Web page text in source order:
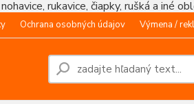
rukavice, čiapky, rušká a iné
Ochrana osobných údajov Výmena /